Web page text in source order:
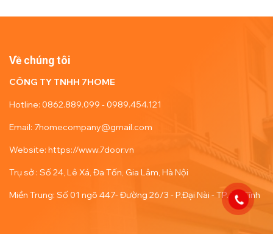
Về chúng tôi
CÔNG TY TNHH 7HOME
Hotline: 0862.889.099 - 0989.454.121
Email: 7homecompany@gmail.com
Website: https://www.7door.vn
Trụ sở : Số 24, Lê Xá, Đa Tốn, Gia Lâm, Hà Nội
Miền Trung: Số 01 ngõ 447- Đường 26/3 - P.Đại Nài - TP. Hà Tĩnh